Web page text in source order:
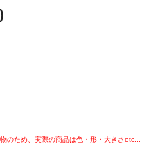
のため、実際の商品は色・形・大きさetc...